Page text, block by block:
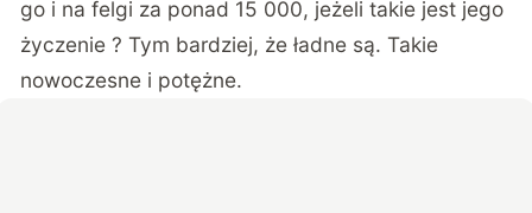
go i na felgi za ponad 15 000, jeżeli takie jest jego
życzenie ? Tym bardziej, że ładne są. Takie
nowoczesne i potężne.